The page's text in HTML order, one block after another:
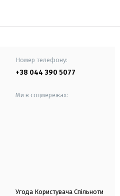
Номер телефону:
+38 044 390 5077
Ми в соцмережах:
Угода Користувача Спільноти